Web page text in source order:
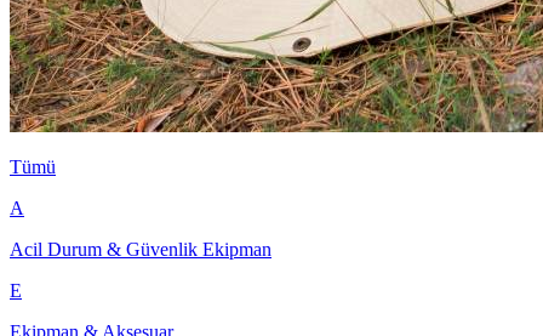
Tümü
A
Acil Durum & Güvenlik Ekipman
E
Ekipman & Aksesuar